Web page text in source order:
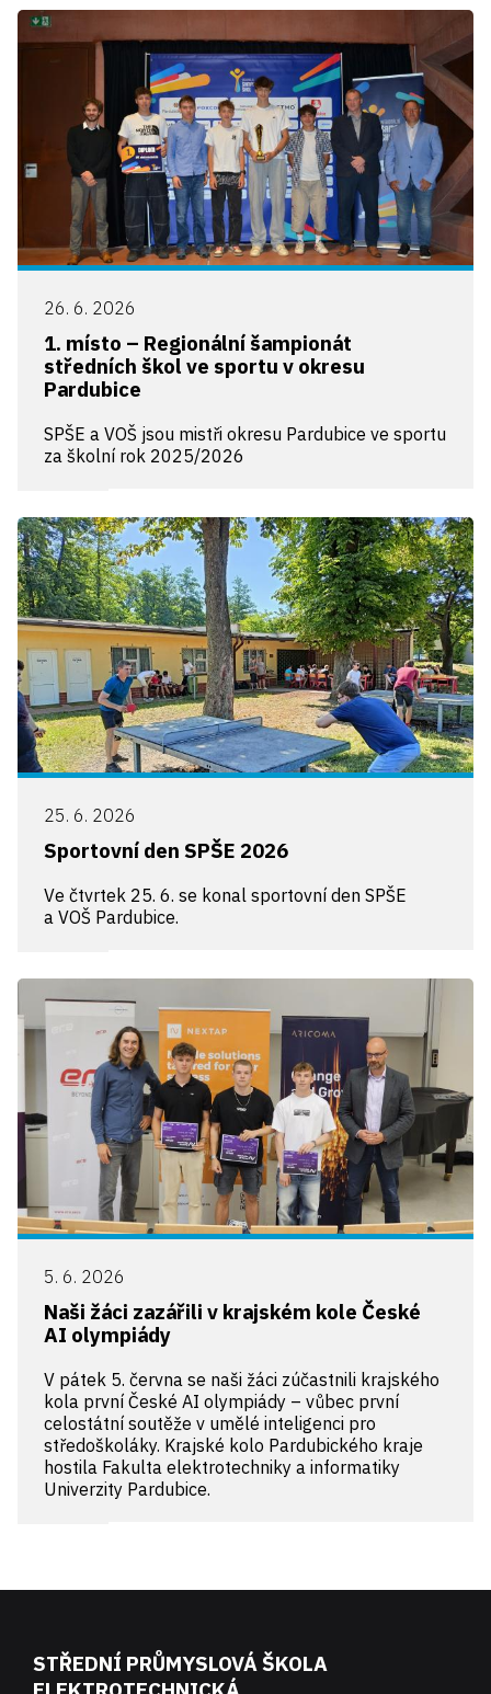
26. 6. 2026
1. místo – Regionální šampionát
středních škol ve sportu v okresu
Pardubice
SPŠE a VOŠ jsou mistři okresu Pardubice ve sportu
za školní rok 2025/2026
25. 6. 2026
Sportovní den SPŠE 2026
Ve čtvrtek 25. 6. se konal sportovní den SPŠE
a VOŠ Pardubice.
5. 6. 2026
Naši žáci zazářili v krajském kole České
AI olympiády
V pátek 5. června se naši žáci zúčastnili krajského
kola první České AI olympiády – vůbec první
celostátní soutěže v umělé inteligenci pro
středoškoláky. Krajské kolo Pardubického kraje
hostila Fakulta elektrotechniky a informatiky
Univerzity Pardubice.
STŘEDNÍ PRŮMYSLOVÁ ŠKOLA